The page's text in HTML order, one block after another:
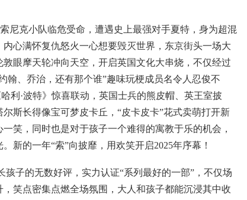
尼克小队临危受命，遭遇史上最强对手夏特，身为超混
心满怀复仇怒火一心想要毁灭世界，东京街头一场大
眼摩天轮冲向天空，开启英国文化大串烧，不仅经过
翰、乔治，还有那个谁”趣味玩梗成员名令人忍俊不
利·波特》惊喜联动，英国士兵的熊皮帽、英王室披
斯长得像宝可梦皮卡丘，“皮卡皮卡”花式卖萌打开新
笑，同时也是对于孩子一个难得的寓教于乐的机会，
新的一年“索”向披靡，用欢笑开启2025年序幕！
子的无数好评，实力认证“系列最好的一部”，不仅场
笑点密集点燃全场氛围，大人和孩子都能沉浸其中收